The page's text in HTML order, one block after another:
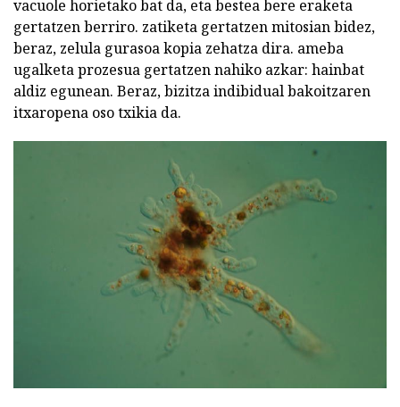
vacuole horietako bat da, eta bestea bere eraketa
gertatzen berriro. zatiketa gertatzen mitosian bidez,
beraz, zelula gurasoa kopia zehatza dira. ameba
ugalketa prozesua gertatzen nahiko azkar: hainbat
aldiz egunean. Beraz, bizitza indibidual bakoitzaren
itxaropena oso txikia da.